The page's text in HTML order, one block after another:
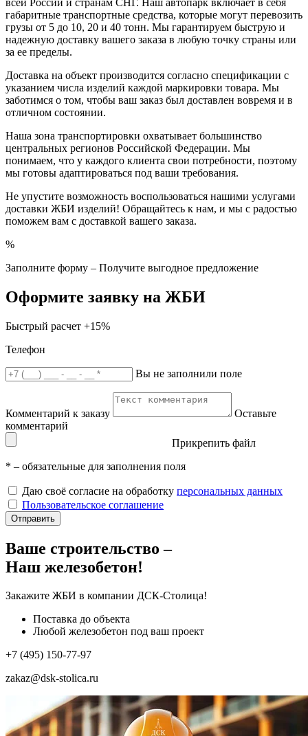
габаритные транспортные средства, которые могут перевозить
грузы от 5 до 10, 20 и 40 тонн. Мы гарантируем быструю и
надежную доставку вашего заказа в любую точку страны или
за ее пределы.
Доставка на объект производится согласно спецификации с
указанием числа изделий каждой маркировки товара. Мы
заботимся о том, чтобы ваш заказ был доставлен вовремя и в
отличном состоянии.
Наша зона транспортировки охватывает большинство
центральных регионов Российской Федерации. Мы
понимаем, что у каждого клиента свои потребности, поэтому
мы готовы адаптироваться под ваши требования.
Не упустите возможность воспользоваться нашими услугами
доставки ЖБИ изделий! Обращайтесь к нам, и мы с радостью
поможем вам с доставкой вашего заказа.
%
Заполните форму – Получите выгодное предложение
Оформите заявку на ЖБИ
Быстрый расчет +15%
Телефон
Вы не заполнили поле
Комментарий к заказу
Оставьте
комментарий
Прикрепить файл
* – обязательные для заполнения поля
Даю своё согласие на обработку персональных данных
Пользовательское соглашение
Отправить
Ваше строительство –
Наш железобетон!
Закажите ЖБИ в компании ДСК-Столица!
Поставка до объекта
Любой железобетон под ваш проект
+7 (495) 150-77-97
zakaz@dsk-stolica.ru